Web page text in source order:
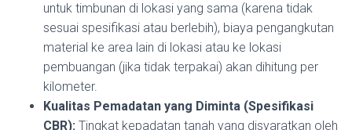
untuk timbunan di lokasi yang sama (karena tidak
sesuai spesifikasi atau berlebih), biaya pengangkutan
material ke area lain di lokasi atau ke lokasi
pembuangan (jika tidak terpakai) akan dihitung per
kilometer.
Kualitas Pemadatan yang Diminta (Spesifikasi
CBR): Tingkat kepadatan tanah yang disyaratkan oleh